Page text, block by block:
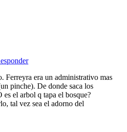
Ferreyra era un administrativo mas
pinche). De donde saca los
es el arbol q tapa el bosque?
tal vez sea el adorno del